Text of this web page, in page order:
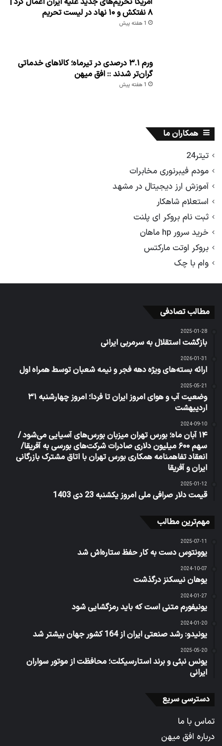
۸ نفتکش و ۱۰ نهاد در لیست تحریم
1 هفته پیش
ورم ۳.۱ درصدی در تیرماه؛ کالاهای خدماتی
گران‌تر شدند :: افق میهن
1 هفته پیش
همکاران ما
تیتر24
مودم فیبرنوری مخابرات
آموزش ارز دیجیتال در مشهد
استعلام شاهکار
ثبت نام بروکر ای پلنت
خرید سرور hp ماهان
بروکر اوتت مارکتس
وام با چک
مطالب تصادفی
2025-01-28
بازگشت استقلال به سرمربی ایرانی
2026-01-31
ارائه بسته‌های ویژه دهه فجر و نیمه شعبان توسط همراه اول
2025-05-21
وضعیت آب و هوای امروز ایران تا فردا؛ امروز چهارشنبه ۳۱
اردیبهشت
2024-09-10
۱۴ آبان ماه؛ بورس تهران میزبان بورس‌های آسیایی می‌شود /
سهم ۶۰۰ میلیون دلاری صادرات شرکت‌های بورسی به آفریقا/
انعقاد تفاهمنامه همکاری بورس تهران با اتاق مشترک بازرگانی
ایران و آفریقا
2025-01-12
قیمت دلار صرافی ملی امروز یکشنبه 23 دی 1403
مهم‌ترین مطالب
2025-07-11
یوونتوس دست به کار حفظ ستاره‌اش شد
2024-10-07
یوهان نیسکنز درگذشت
2024-01-27
یونیفورم متنی است که باید رمزگشایی شود
2024-01-20
یونیدو: رشد صنعتی ایران از 164 کشور جهان بیشتر شد
2025-05-20
یونس نبئی و برند استارسیکلت؛ محافظت از موتور سواران
ایرانی
دسترسی سریع
تماس با ما
درباره افق میهن